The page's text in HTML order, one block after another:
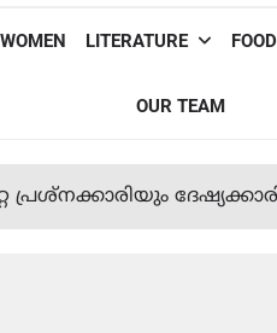
WOMEN LITERATURE FOOD
OUR TEAM
പ്രശ്‌നക്കാരിയും